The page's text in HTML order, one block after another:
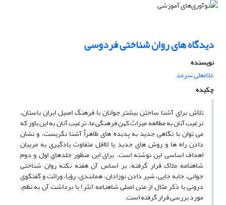
دیدگاه های روان شناختی فردوسی
نویسنده
غلامعلی سرمد
چکیده
تلاش برای آشنا ساختن بیشتر جوانان با فرهنگ اصیل ایران باستان،
ترغیب آنان به مطالعه میراث کهن فرهنگی ما، ترغیب آنان به این باور که
می توان با نگاهی جدید به پدیده های ظاهراٌ آشنا نگریست، و نشان
دادن راه ها و روش های جدید یا لااقل متفاوت یادگیری به مربیان
اهداف اساسی این نوشته است. برای این منظور جلدهای اول و دوم
شاهنامه ملاک قرار گرفته، بر اساس آن هفته نکته روان شناختی
جوانی، جابه جایی، شیر دادن نوزادان، همانندی، رؤیا، وراثت و گفتگوی
درونی با ذکر مثال از متن اصلی شاهنامه (نثر) یا برداشت آن به نظم،
مورد بررسی قرار گرفته است.